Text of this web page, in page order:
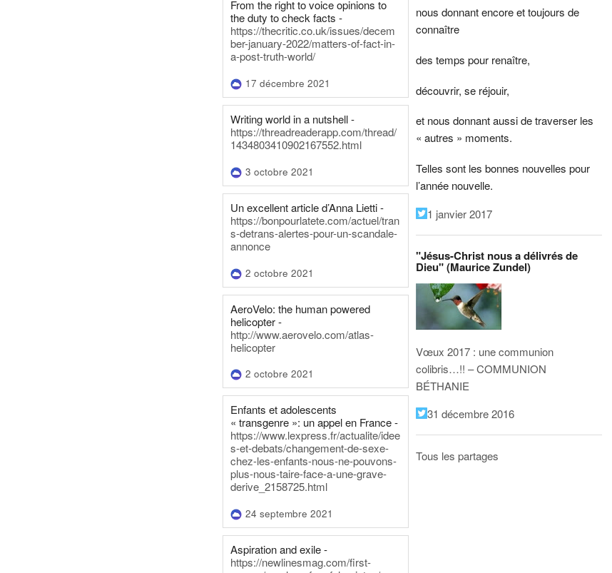
From the right to voice opinions to
the duty to check facts -
https://thecritic.co.uk/issues/decem
ber-january-2022/matters-of-fact-in-
a-post-truth-world/
17 décembre 2021
Writing world in a nutshell -
https://threadreaderapp.com/thread/
1434803410902167552.html
3 octobre 2021
Un excellent article d’Anna Lietti -
https://bonpourlatete.com/actuel/tran
s-detrans-alertes-pour-un-scandale-
annonce
2 octobre 2021
AeroVelo: the human powered
helicopter -
http://www.aerovelo.com/atlas-
helicopter
2 octobre 2021
Enfants et adolescents
« transgenre »: un appel en France -
https://www.lexpress.fr/actualite/idee
s-et-debats/changement-de-sexe-
chez-les-enfants-nous-ne-pouvons-
plus-nous-taire-face-a-une-grave-
derive_2158725.html
24 septembre 2021
Aspiration and exile -
https://newlinesmag.com/first-
nous donnant encore et toujours de
connaître
des temps pour renaître,
découvrir, se réjouir,
et nous donnant aussi de traverser les
« autres » moments.
Telles sont les bonnes nouvelles pour
l’année nouvelle.
1 janvier 2017
"Jésus-Christ nous a délivrés de
Dieu" (Maurice Zundel)
Vœux 2017 : une communion
colibris…!! – COMMUNION
BÉTHANIE
31 décembre 2016
Tous les partages